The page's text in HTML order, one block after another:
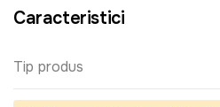
Caracteristici
Tip produs